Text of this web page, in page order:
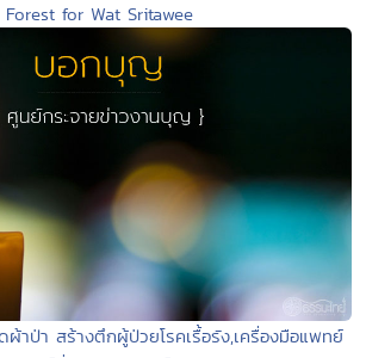
Forest for Wat Sritawee
าป่า สร้างตึกผู้ป่วยโรคเรื้อรัง,เครื่องมือแพทย์